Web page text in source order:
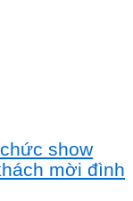
show
mời đình